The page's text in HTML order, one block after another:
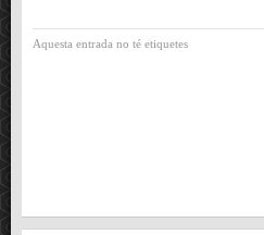
Aquesta entrada no té etiquetes